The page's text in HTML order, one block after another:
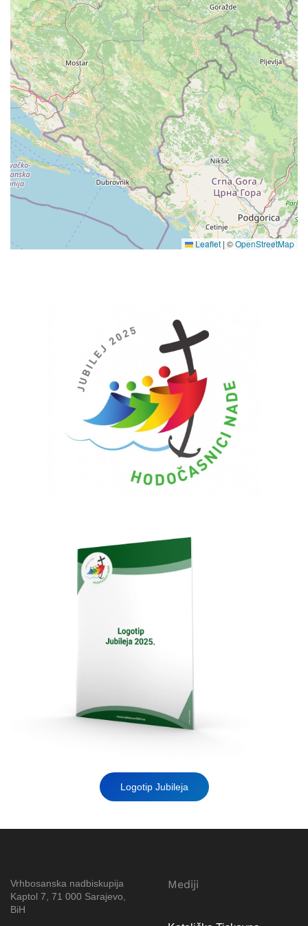
Leaflet | ©OpenStreetMap
Logotip Jubileja
Vrhbosanska nadbiskupija
Kaptol 7, 71 000 Sarajevo,
BiH
Mediji